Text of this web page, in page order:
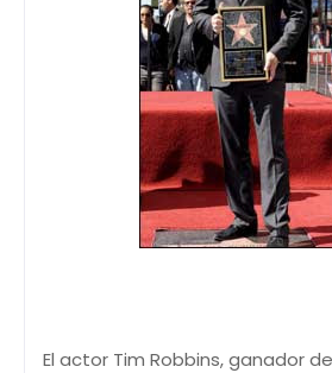
El actor Tim Robbins, ganador